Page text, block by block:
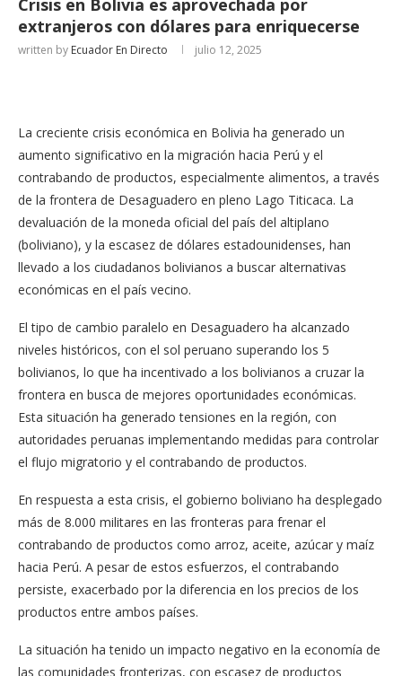
Crisis en Bolivia es aprovechada por
extranjeros con dólares para enriquecerse
written by Ecuador En Directo julio 12, 2025
La creciente crisis económica en Bolivia ha generado un
aumento significativo en la migración hacia Perú y el
contrabando de productos, especialmente alimentos, a través
de la frontera de Desaguadero en pleno Lago Titicaca. La
devaluación de la moneda oficial del país del altiplano
(boliviano), y la escasez de dólares estadounidenses, han
llevado a los ciudadanos bolivianos a buscar alternativas
económicas en el país vecino.
El tipo de cambio paralelo en Desaguadero ha alcanzado
niveles históricos, con el sol peruano superando los 5
bolivianos, lo que ha incentivado a los bolivianos a cruzar la
frontera en busca de mejores oportunidades económicas.
Esta situación ha generado tensiones en la región, con
autoridades peruanas implementando medidas para controlar
el flujo migratorio y el contrabando de productos.
En respuesta a esta crisis, el gobierno boliviano ha desplegado
más de 8.000 militares en las fronteras para frenar el
contrabando de productos como arroz, aceite, azúcar y maíz
hacia Perú. A pesar de estos esfuerzos, el contrabando
persiste, exacerbado por la diferencia en los precios de los
productos entre ambos países.
La situación ha tenido un impacto negativo en la economía de
las comunidades fronterizas, con escasez de productos